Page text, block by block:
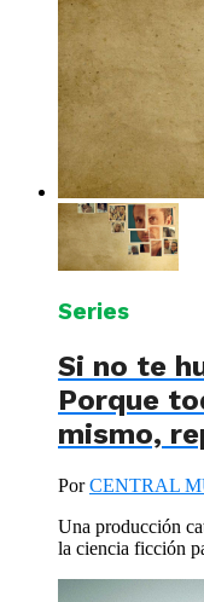
Series
Si no te
Porque
mismo,
PorCENTRAL
Una producción
la ciencia ficción